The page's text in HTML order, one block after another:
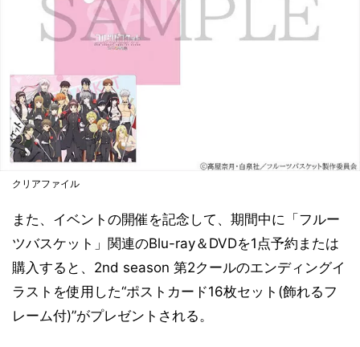
クリアファイル
また、イベントの開催を記念して、期間中に「フルー
ツバスケット」関連のBlu-ray＆DVDを1点予約または
購入すると、2nd season 第2クールのエンディングイ
ラストを使用した“ポストカード16枚セット(飾れるフ
レーム付)”がプレゼントされる。